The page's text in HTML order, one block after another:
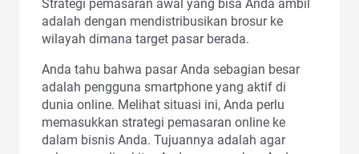
Strategi pemasaran awal yang bisa Anda ambil
adalah dengan mendistribusikan brosur ke
wilayah dimana target pasar berada.
Anda tahu bahwa pasar Anda sebagian besar
adalah pengguna smartphone yang aktif di
dunia online. Melihat situasi ini, Anda perlu
memasukkan strategi pemasaran online ke
dalam bisnis Anda. Tujuannya adalah agar